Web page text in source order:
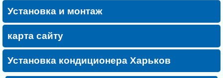
Установка и монтаж
карта сайту
Установка кондиционера Харьков